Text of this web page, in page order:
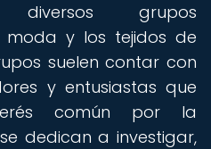
diversos grupos
moda y los tejidos de
suelen contar con
y entusiastas que
común por la
dedican a investigar,